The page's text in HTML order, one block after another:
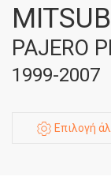
PAJERO
1999-2007
Επιλογή